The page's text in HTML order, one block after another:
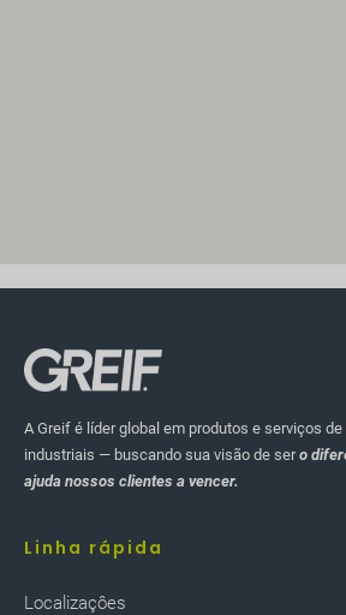
A Greif é líder global em produtos e serviços
industriais — buscando sua visão de sero
ajuda nossos clientes a vencer.
Linha rápida
Localizaçôes